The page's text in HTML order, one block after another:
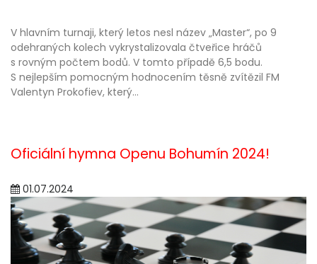
V hlavním turnaji, který letos nesl název „Master“, po 9
odehraných kolech vykrystalizovala čtveřice hráčů
s rovným počtem bodů. V tomto případě 6,5 bodu.
S nejlepším pomocným hodnocením těsně zvítězil FM
Valentyn Prokofiev, který...
Oficiální hymna Openu Bohumín 2024!
01.07.2024